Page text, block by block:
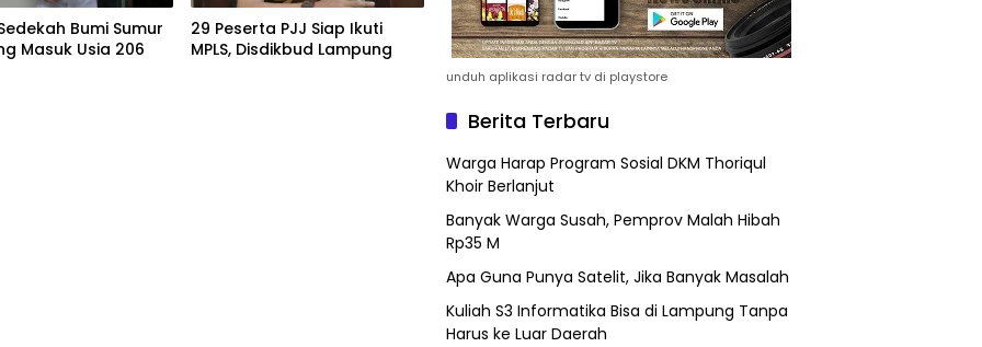
Bumi Sumur
Masuk Usia 206
29 Peserta PJJ Siap Ikuti
MPLS, Disdikbud Lampung
unduh aplikasi radar tv di playstore
Berita Terbaru
Warga Harap Program Sosial DKM Thoriqul
Khoir Berlanjut
Banyak Warga Susah, Pemprov Malah Hibah
Rp35 M
Apa Guna Punya Satelit, Jika Banyak Masalah
Kuliah S3 Informatika Bisa di Lampung Tanpa
Harus ke Luar Daerah